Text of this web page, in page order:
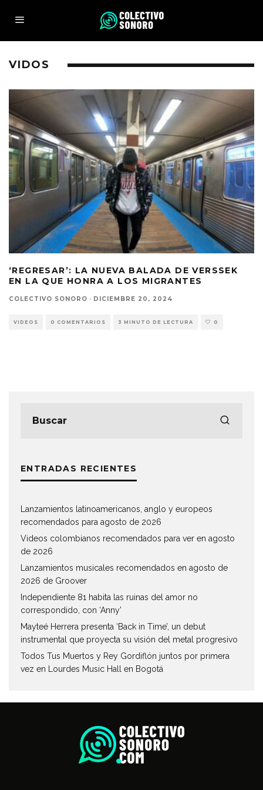
VIDOS
‘REGRESAR’: LA NUEVA BALADA DE VERSSEK
EN LA QUE HONRA A LOS MIGRANTES
COLECTIVO SONORO · DICIEMBRE 20, 2024
VIDEOS 0 COMENTARIOS 3 MINUTO DE LECTURA 0
ENTRADAS RECIENTES
Lanzamientos latinoamericanos, anglo y europeos
recomendados para agosto de 2026
Videos colombianos recomendados para ver en agosto
de 2026
Lanzamientos musicales recomendados en agosto de
2026 de Groover
Independiente 81 habita las ruinas del amor no
correspondido, con ‘Anny’
Mayteé Herrera presenta ‘Back in Time’, un debut
instrumental que proyecta su visión del metal progresivo
Todos Tus Muertos y Rey Gordiflón juntos por primera
vez en Lourdes Music Hall en Bogotá